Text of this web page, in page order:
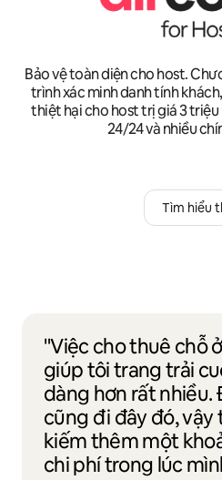
Bảo vệ toàn diện cho host.
trình xác minh danh tính
thiệt hại cho host trị giá 3
24/24 và nhiều
Tìm hiểu
"Việc cho thuê chỗ
giúp tôi trang trải
dàng hơn rất nhiều.
cũng đi đây đó, vậy
kiếm thêm một
chi phí trong lúc